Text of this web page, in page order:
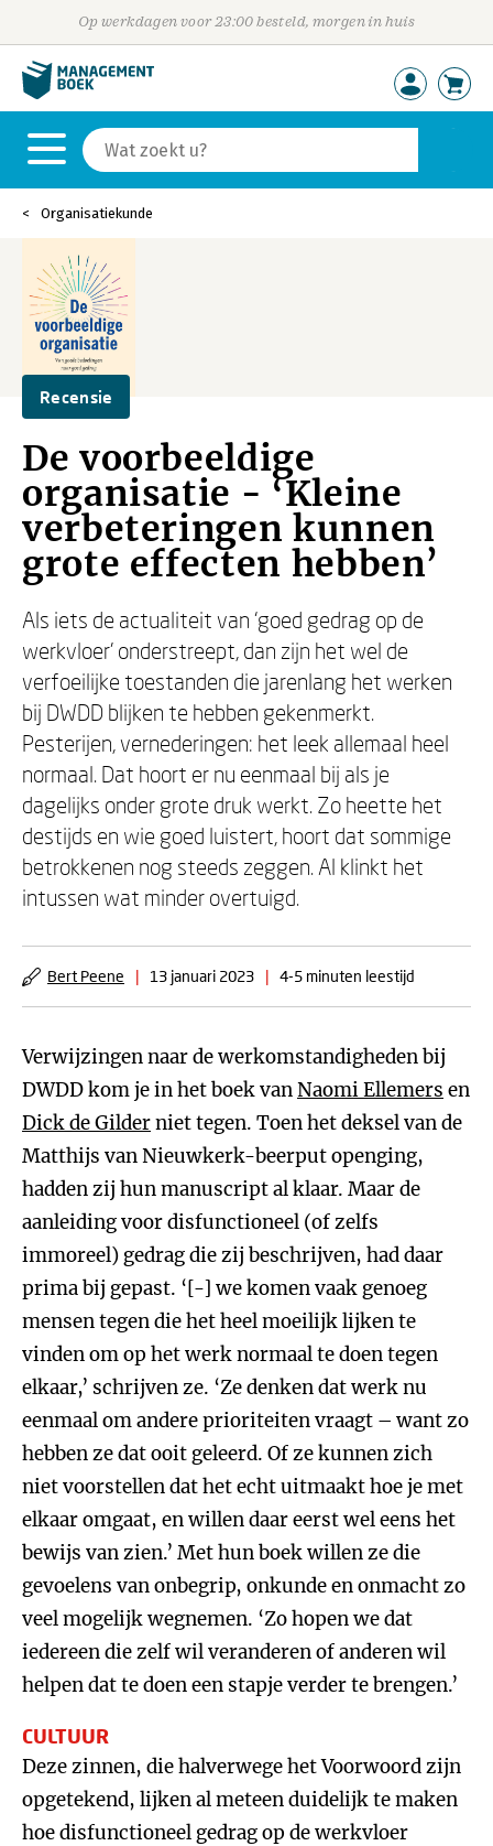
Op werkdagen voor 23:00 besteld, morgen in huis
Organisatiekunde
Recensie
De voorbeeldige
organisatie - ‘Kleine
verbeteringen kunnen
grote effecten hebben’
Als iets de actualiteit van ‘goed gedrag op de
werkvloer’ onderstreept, dan zijn het wel de
verfoeilijke toestanden die jarenlang het werken
bij DWDD blijken te hebben gekenmerkt.
Pesterijen, vernederingen: het leek allemaal heel
normaal. Dat hoort er nu eenmaal bij als je
dagelijks onder grote druk werkt. Zo heette het
destijds en wie goed luistert, hoort dat sommige
betrokkenen nog steeds zeggen. Al klinkt het
intussen wat minder overtuigd.
Bert Peene | 13 januari 2023 | 4-5 minuten leestijd
Verwijzingen naar de werkomstandigheden bij
DWDD kom je in het boek vanNaomi Ellemers en
Dick de Gilderniet tegen. Toen het deksel van de
Matthijs van Nieuwkerk-beerput openging,
hadden zij hun manuscript al klaar. Maar de
aanleiding voor disfunctioneel (of zelfs
immoreel) gedrag die zij beschrijven, had daar
prima bij gepast. ‘[-] we komen vaak genoeg
mensen tegen die het heel moeilijk lijken te
vinden om op het werk normaal te doen tegen
elkaar,’ schrijven ze. ‘Ze denken dat werk nu
eenmaal om andere prioriteiten vraagt – want zo
hebben ze dat ooit geleerd. Of ze kunnen zich
niet voorstellen dat het echt uitmaakt hoe je met
elkaar omgaat, en willen daar eerst wel eens het
bewijs van zien.’ Met hun boek willen ze die
gevoelens van onbegrip, onkunde en onmacht zo
veel mogelijk wegnemen. ‘Zo hopen we dat
iedereen die zelf wil veranderen of anderen wil
helpen dat te doen een stapje verder te brengen.’
CULTUUR
Deze zinnen, die halverwege het Voorwoord zijn
opgetekend, lijken al meteen duidelijk te maken
hoe disfunctioneel gedrag op de werkvloer